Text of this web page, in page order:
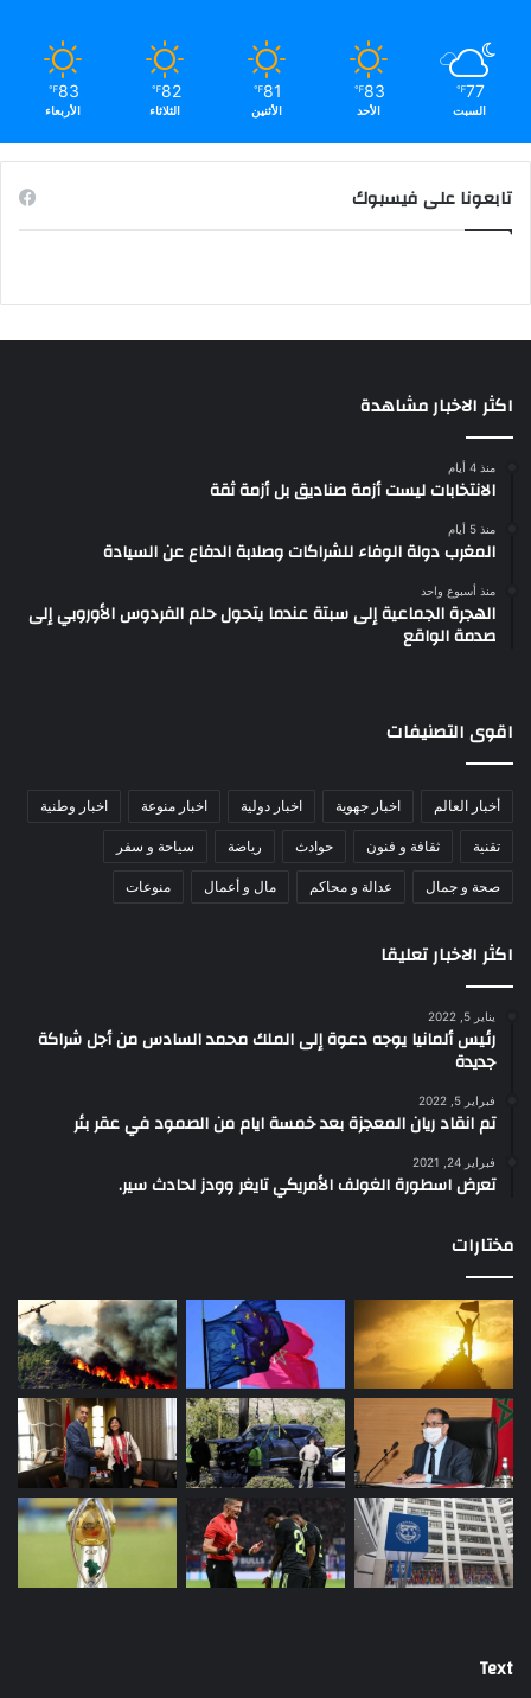
77
℉
السبت
83
℉
الأحد
81
℉
الأثنين
82
℉
الثلاثاء
83
℉
الأربعاء
تابعونا على فيسبوك
اكثر الاخبار مشاهدة
منذ 4 أيام
الانتخابات ليست أزمة صناديق بل أزمة ثقة
منذ 5 أيام
المغرب دولة الوفاء للشراكات وصلابة الدفاع عن السيادة
منذ أسبوع واحد
الهجرة الجماعية إلى سبتة عندما يتحول حلم الفردوس الأوروبي إلى
صدمة الواقع
اقوى التصنيفات
أخبار العالم اخبار جهوية اخبار دولية اخبار منوعة اخبار وطنية
تقنية ثقافة و فنون حوادث رياضة سياحة و سفر
صحة و جمال عدالة و محاكم مال و أعمال منوعات
اكثر الاخبار تعليقا
يناير 5, 2022
رئيس ألمانيا يوجه دعوة إلى الملك محمد السادس من أجل شراكة
جديدة
فبراير 5, 2022
تم انقاد ريان المعجزة بعد خمسة ايام من الصمود في عقر بئر
فبراير 24, 2021
تعرض اسطورة الغولف الأمريكي تايغر وودز لحادث سير.
مختارات
Text